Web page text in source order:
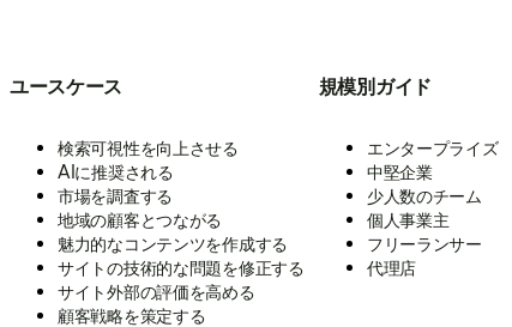
ユースケース
検索可視性を向上させる
AIに推奨される
市場を調査する
地域の顧客とつながる
魅力的なコンテンツを作成する
サイトの技術的な問題を修正する
サイト外部の評価を高める
顧客戦略を策定する
規模別ガイド
エンタープライズ
中堅企業
少人数のチーム
個人事業主
フリーランサー
代理店